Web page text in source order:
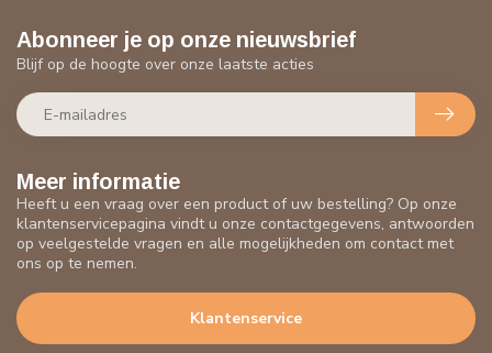
Meer informatie
Heeft u een vraag over een product of uw bestelling? Op onze
klantenservicepagina vindt u onze contactgegevens, antwoorden
op veelgestelde vragen en alle mogelijkheden om contact met
ons op te nemen.
Klantenservice
Abonneer je op onze nieuwsbrief
Blijf op de hoogte over onze laatste acties